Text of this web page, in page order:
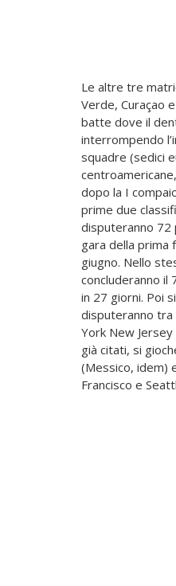
Le altre tre
Verde, Curaçao
batte dove il
interrompendo
squadre (sedici
dopo la I
prime due
disputeranno 72
gara della prima
giugno. Nello
concluderanno il
in 27 giorni. Poi
disputeranno tra
York New
già citati, si
(Messico, idem)
Francisco e